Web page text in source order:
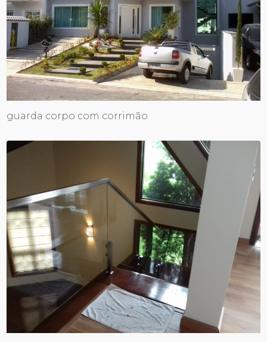
guarda corpo com corrimão